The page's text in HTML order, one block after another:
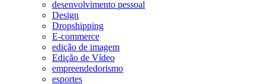
desenvolvimento pessoal
Design
Dropshipping
E-commerce
edição de imagem
Edição de Vídeo
empreendedorismo
esportes